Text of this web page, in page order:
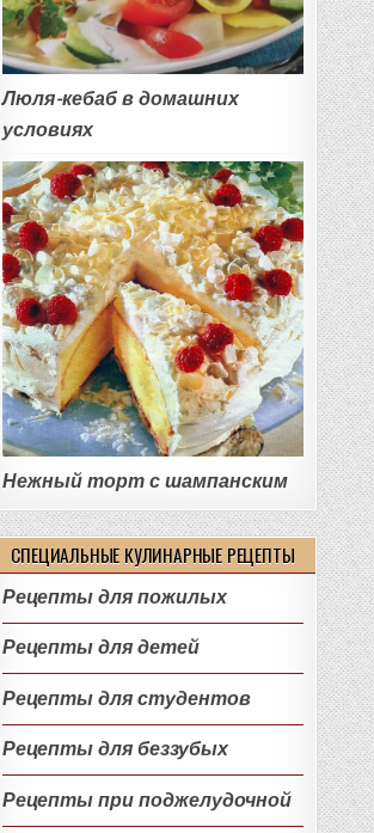
Люля-кебаб в домашних
условиях
Нежный торт с шампанским
СПЕЦИАЛЬНЫЕ КУЛИНАРНЫЕ РЕЦЕПТЫ
Рецепты для пожилых
Рецепты для детей
Рецепты для студентов
Рецепты для беззубых
Рецепты при поджелудочной